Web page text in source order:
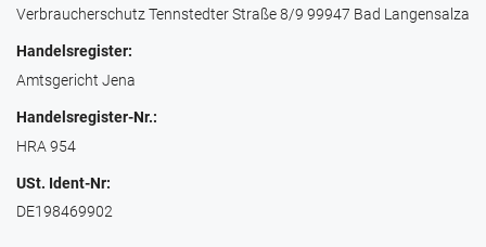
Verbraucherschutz Tennstedter Straße 8/9 99947 Bad Langensalza
Handelsregister:
Amtsgericht Jena
Handelsregister-Nr.:
HRA 954
USt. Ident-Nr:
DE198469902